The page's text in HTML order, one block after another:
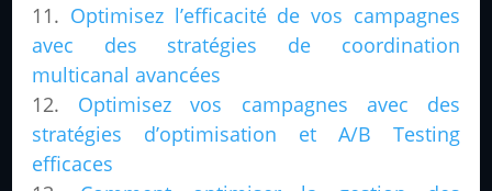
Optimisez l’efficacité de vos campagnes
avec des stratégies de coordination
multicanal avancées
Optimisez vos campagnes avec des
stratégies d’optimisation et A/B Testing
efficaces